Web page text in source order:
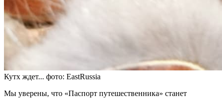
Кутх ждет... фото: EastRussia
Мы уверены, что «Паспорт путешественника» станет